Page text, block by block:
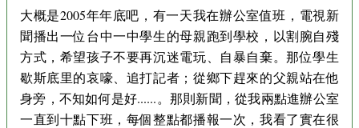
大概是2005年年底吧，有一天我在辦公室值班，電視新
聞播出一位台中一中學生的母親跑到學校，以割腕自殘
方式，希望孩子不要再沉迷電玩、自暴自棄。那位學生
歇斯底里的哀嚎、追打記者；從鄉下趕來的父親站在他
身旁，不知如何是好......。那則新聞，從我兩點進辦公室
一直到十點下班，每個整點都播報一次，我看了實在很